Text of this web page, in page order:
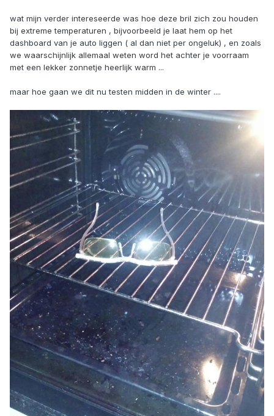
wat mijn verder intereseerde was hoe deze bril zich zou houden
bij extreme temperaturen , bijvoorbeeld je laat hem op het
dashboard van je auto liggen ( al dan niet per ongeluk) , en zoals
we waarschijnlijk allemaal weten word het achter je voorraam
met een lekker zonnetje heerlijk warm ...
maar hoe gaan we dit nu testen midden in de winter ....